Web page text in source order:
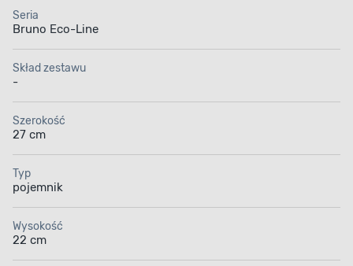
Seria
Bruno Eco-Line
Skład zestawu
-
Szerokość
27 cm
Typ
pojemnik
Wysokość
22 cm